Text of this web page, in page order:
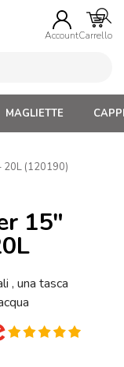
AccountCarrello
MAGLIETTE
20L (120190)
15″
, una tasca